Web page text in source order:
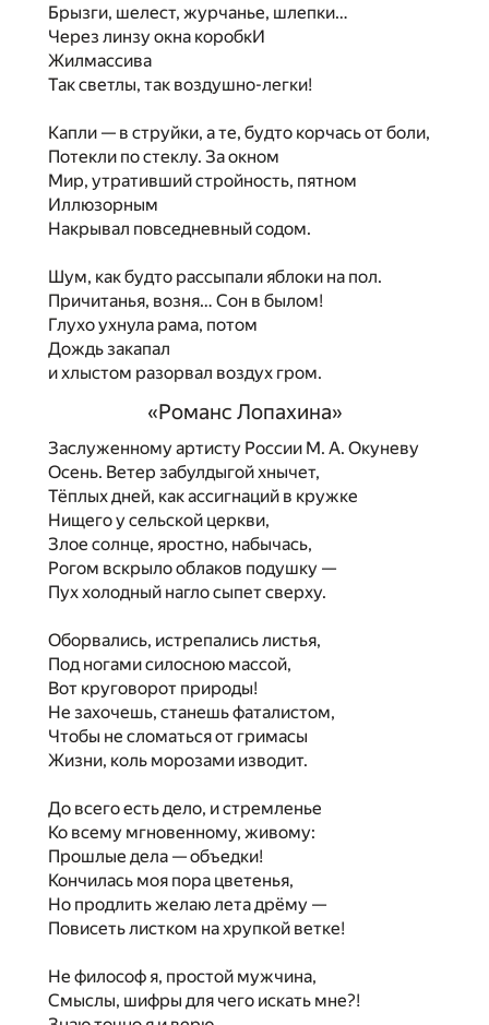
Брызги, шелест, журчанье, шлепки…
Через линзу окна коробкИ
Жилмассива
Так светлы, так воздушно-легки!
Капли — в струйки, а те, будто корчась от боли,
Потекли по стеклу. За окном
Мир, утративший стройность, пятном
Иллюзорным
Накрывал повседневный содом.
Шум, как будто рассыпали яблоки на пол.
Причитанья, возня… Сон в былом!
Глухо ухнула рама, потом
Дождь закапал
и хлыстом разорвал воздух гром.
«Романс Лопахина»
Заслуженному артисту России М. А. Окуневу
Осень. Ветер забулдыгой хнычет,
Тёплых дней, как ассигнаций в кружке
Нищего у сельской церкви,
Злое солнце, яростно, набычась,
Рогом вскрыло облаков подушку —
Пух холодный нагло сыпет сверху.
Оборвались, истрепались листья,
Под ногами силосною массой,
Вот круговорот природы!
Не захочешь, станешь фаталистом,
Чтобы не сломаться от гримасы
Жизни, коль морозами изводит.
До всего есть дело, и стремленье
Ко всему мгновенному, живому:
Прошлые дела — объедки!
Кончилась моя пора цветенья,
Но продлить желаю лета дрёму —
Повисеть листком на хрупкой ветке!
Не философ я, простой мужчина,
Смыслы, шифры для чего искать мне?!